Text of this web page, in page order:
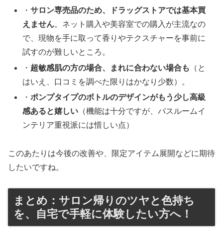
・サロン専売品のため、ドラッグストアでは基本買
えません。ネット購入や美容室での購入が主流なの
で、現物を手に取って香りやテクスチャーを事前に
試すのが難しいところ。
・ 超敏感肌の方の場合、まれに合わない場合も
（と
はいえ、口コミを調べた限りはかなり少数）。
・ポンプタイプのボトルのデザインがもう少し高級
感あると嬉しい （機能は十分ですが、バスルームイ
ンテリア重視派には惜しい点）
このあたりは今後の改善や、限定アイテム展開などに期待
したいですね。
まとめ：サロン帰りのツヤと色持ち
を、自宅で手軽に体験したい方へ！